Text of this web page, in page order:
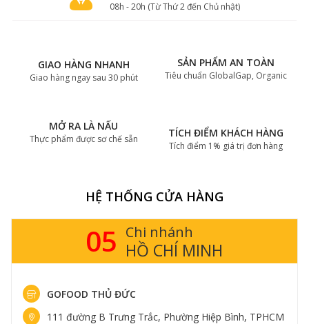
08h - 20h (Từ Thứ 2 đến Chủ nhật)
GIAO HÀNG NHANH
Giao hàng ngay sau 30 phút
SẢN PHẨM AN TOÀN
Tiêu chuẩn GlobalGap, Organic
MỞ RA LÀ NẤU
Thực phẩm được sơ chế sẵn TÍCH ĐIỂM KHÁCH HÀNG
Tích điểm 1% giá trị đơn hàng
HỆ THỐNG CỬA HÀNG
05 Chi nhánh
HỒ CHÍ MINH
GOFOOD THỦ ĐỨC
111 đường B Trưng Trắc, Phường Hiệp Bình, TPHCM